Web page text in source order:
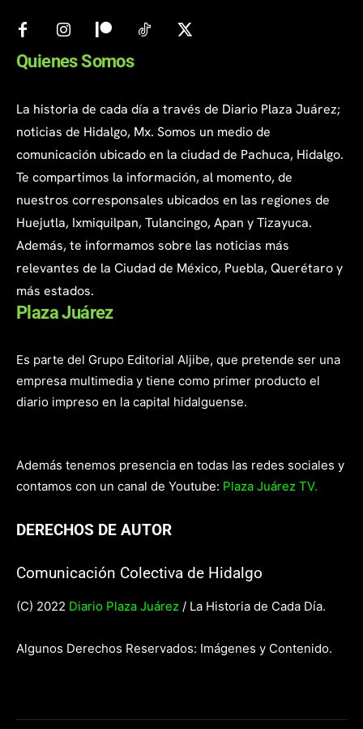
Quienes Somos
La historia de cada día a través de Diario Plaza Juárez;
noticias de Hidalgo, Mx. Somos un medio de
comunicación ubicado en la ciudad de Pachuca, Hidalgo.
Te compartimos la información, al momento, de
nuestros corresponsales ubicados en las regiones de
Huejutla, Ixmiquilpan, Tulancingo, Apan y Tizayuca.
Además, te informamos sobre las noticias más
relevantes de la Ciudad de México, Puebla, Querétaro y
más estados.
Plaza Juárez
Es parte del Grupo Editorial Aljibe, que pretende ser una
empresa multimedia y tiene como primer producto el
diario impreso en la capital hidalguense.
Además tenemos presencia en todas las redes sociales y
contamos con un canal de Youtube: Plaza Juárez TV.
DERECHOS DE AUTOR
Comunicación Colectiva de Hidalgo
(C) 2022 Diario Plaza Juárez / La Historia de Cada Día.
Algunos Derechos Reservados: Imágenes y Contenido.